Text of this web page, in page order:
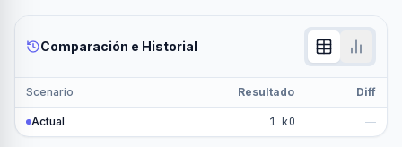
Comparación e Historial
Scenario Resultado Diff
Actual 1 kΩ —